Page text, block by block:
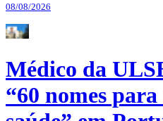
08/08/2026
Médico da
“60 nomes